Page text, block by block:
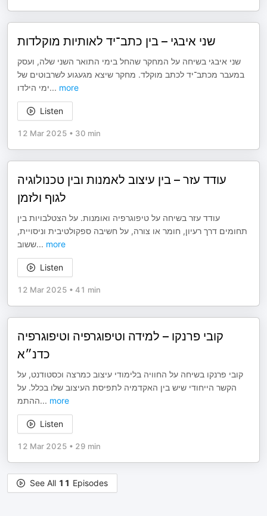
שני איבגי – בין כתב־יד לאותיות מוקלדות
שני איבגי בשיחה על המחקר שהחל בימי התואר השני שלה, ועסק
במעבר מכתב־יד לכתב מוקלד. מחקר שיצא מגעגוע לשרבוטים של
ימי הילדו... more
Listen
12 Mar 2025 • 30 min
עודד עזר – בין עיצוב לאמנות ובין טכנולוגיה
לגוף ולזמן
עודד עזר בשיחה על טיפוגרפיה ואומנות. על הצטלבויות בין
תחומים דרך רעיון, חומר או צורה, על חשיבה ספקולטיבית וניסויית,
ששוב... more
Listen
12 Mar 2025 • 41 min
קובי פרנקו – למידה וטיפוגרפיה וטיפוגרפיה
כדנ״א
קובי פרנקו בשיחה על החוויה בלימודי עיצוב כמרצה וכסטודנט, על
הקשר הייחודי שיש בין האקדמיה לתפיסת העיצוב שלו בכלל. על
ההתמ... more
Listen
12 Mar 2025 • 29 min
See All 11 Episodes